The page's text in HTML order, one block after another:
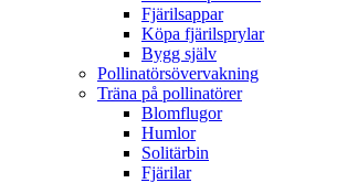
Fjärilsappar
Köpa fjärilsprylar
Bygg själv
Pollinatörsövervakning
Träna på pollinatörer
Blomflugor
Humlor
Solitärbin
Fjärilar